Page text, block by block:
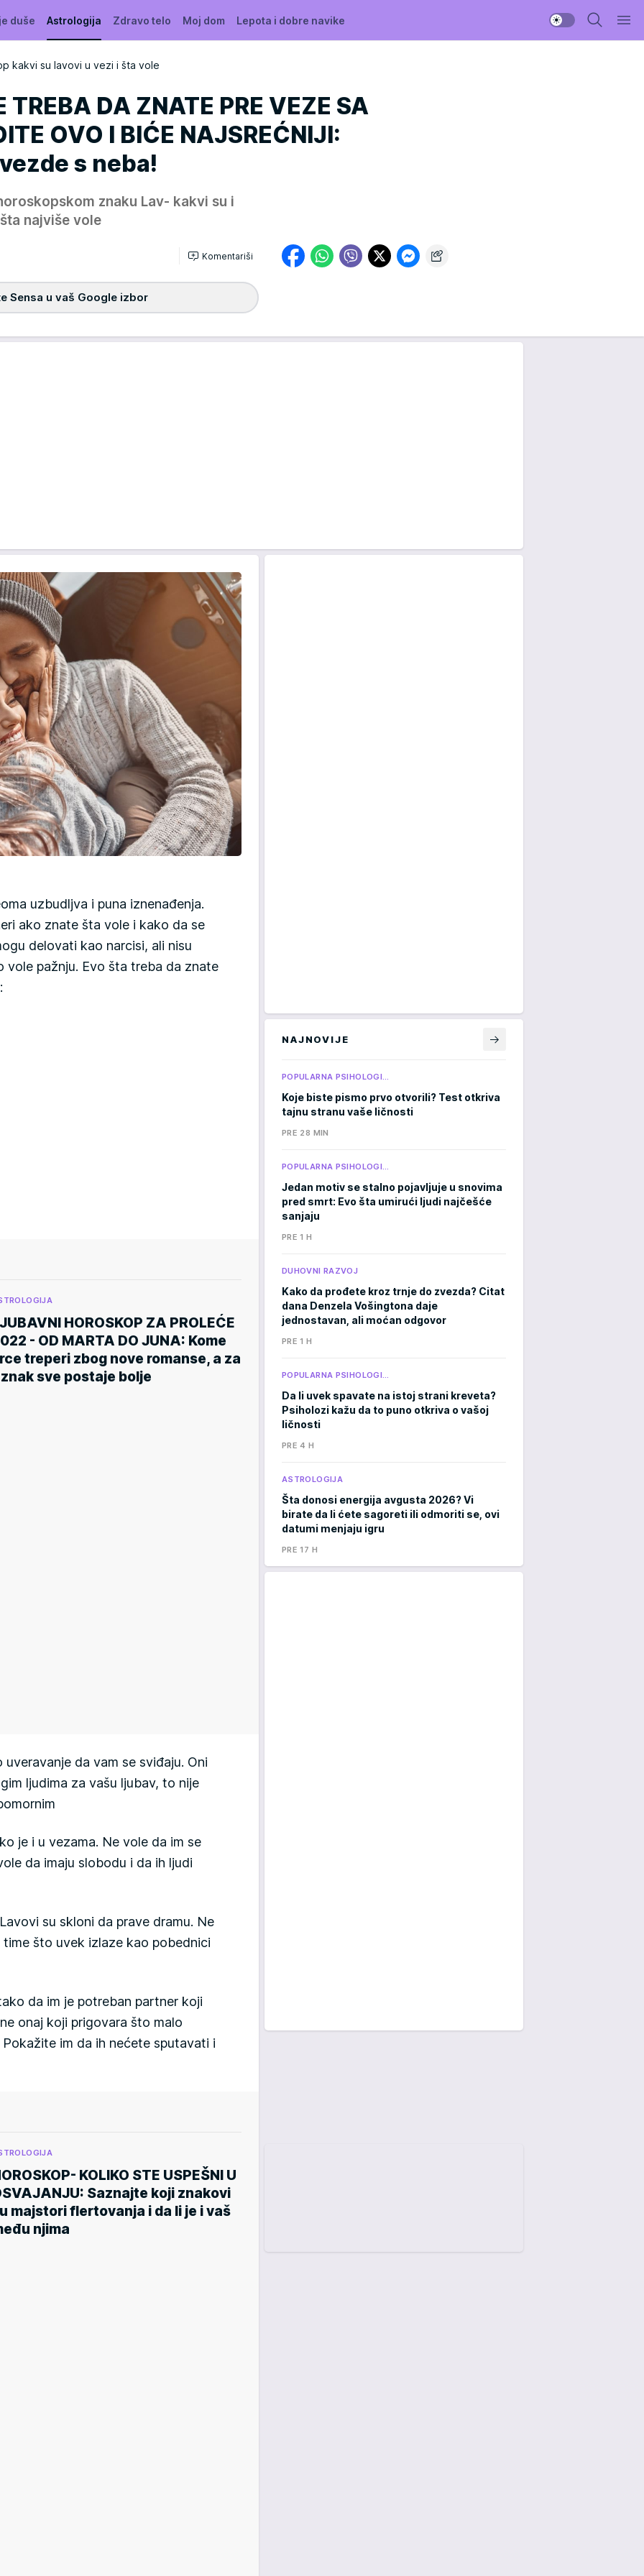
duše Astrologija Zdravo telo Moj dom Lepota i dobre navike
kakvi su lavovi u vezi i šta vole
TREBA DA ZNATE PRE VEZE SA
OVO I BIĆE NAJSREĆNIJI:
s neba!
znaku Lav- kakvi su i
najviše vole
Komentariši
Sensa u vaš Google izbor
uzbudljva i puna iznenađenja.
ako znate šta vole i kako da se
delovati kao narcisi, ali nisu
vole pažnju. Evo šta treba da znate
HOROSKOP ZA PROLEĆE
- OD MARTA DO JUNA: Kome
treperi zbog nove romanse, a za
znak sve postaje bolje
da vam se sviđaju. Oni
ljudima za vašu ljubav, to nije
je i u vezama. Ne vole da im se
da imaju slobodu i da ih ljudi
su skloni da prave dramu. Ne
time što uvek izlaze kao pobednici
da im je potreban partner koji
onaj koji prigovara što malo
im da ih nećete sputavati i
KOLIKO STE USPEŠNI U
Saznajte koji znakovi
majstori flertovanja i da li je i vaš
njima
NAJNOVIJE
POPULARNA PSIHOLOGI…
Koje biste pismo prvo otvorili? Test otkriva
tajnu stranu vaše ličnosti
PRE 28 MIN
POPULARNA PSIHOLOGI…
Jedan motiv se stalno pojavljuje u snovima
pred smrt: Evo šta umirući ljudi najčešće
sanjaju
PRE 1 H
DUHOVNI RAZVOJ
Kako da prođete kroz trnje do zvezda? Citat
dana Denzela Vošingtona daje
jednostavan, ali moćan odgovor
PRE 1 H
POPULARNA PSIHOLOGI…
Da li uvek spavate na istoj strani kreveta?
Psiholozi kažu da to puno otkriva o vašoj
ličnosti
PRE 4 H
ASTROLOGIJA
Šta donosi energija avgusta 2026? Vi
birate da li ćete sagoreti ili odmoriti se, ovi
datumi menjaju igru
PRE 17 H